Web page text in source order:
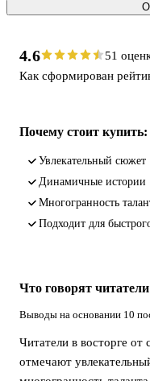
4.6
51
Как сформирован
Почему стоит купить:
увлекательный сюжет
динамичные истории
многогранность
подходит для
Что говорят читатели
Выводы на основании 10
Читатели в восторге
отмечают